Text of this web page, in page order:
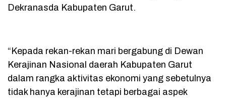
Dekranasda Kabupaten Garut.
“Kepada rekan-rekan mari bergabung di Dewan
Kerajinan Nasional daerah Kabupaten Garut
dalam rangka aktivitas ekonomi yang sebetulnya
tidak hanya kerajinan tetapi berbagai aspek